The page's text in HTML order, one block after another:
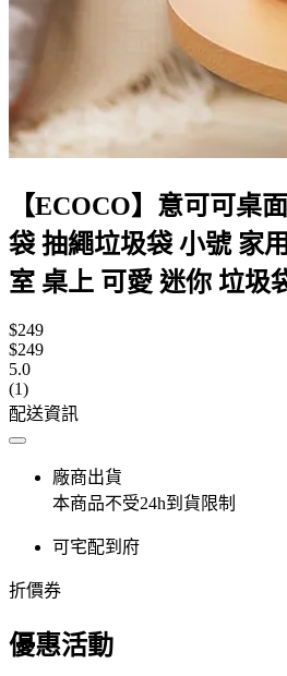
【ECOCO】意可可桌
袋 抽繩垃圾袋 小號 家
室 桌上 可愛 迷你 垃圾
$249
$249
5.0
(1)
配送資訊
廠商出貨
本商品不受24h到貨限制
可宅配到府
折價券
優惠活動